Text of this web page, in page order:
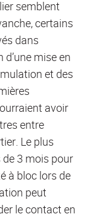
semblent
certains
dans
mise en
et des
avoir
entre
Le plus
3 mois pour
à bloc lors de
peut
le contact en